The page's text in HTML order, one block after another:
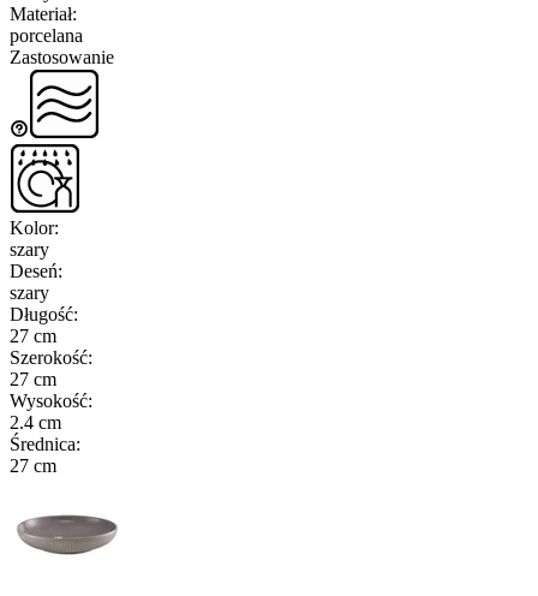
Materiał:
porcelana
Zastosowanie
Kolor:
szary
Deseń:
szary
Długość:
27 cm
Szerokość:
27 cm
Wysokość:
2.4 cm
Średnica:
27 cm